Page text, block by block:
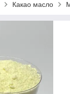
Какао масло